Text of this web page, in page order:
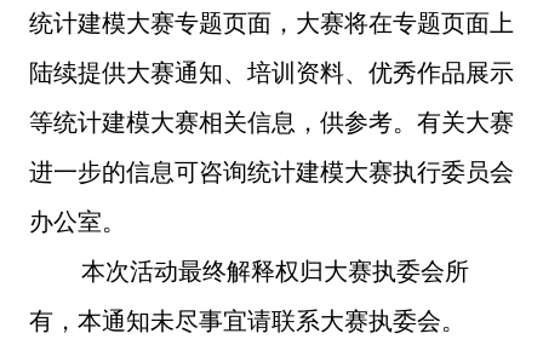
统计建模大赛专题页面，大赛将在专题页面上
陆续提供大赛通知、培训资料、优秀作品展示
等统计建模大赛相关信息，供参考。有关大赛
进一步的信息可咨询统计建模大赛执行委员会
办公室。
本次活动最终解释权归大赛执委会所
有，本通知未尽事宜请联系大赛执委会。